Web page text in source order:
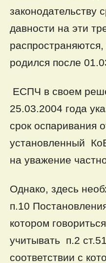
законодательству
давности на эти
родился после
ЕСПЧ в своем
25.03.2004 года
срок оспаривания
установленный
на уважение
Однако, здесь
п.10
котором
учитывать п.2
соответствии с